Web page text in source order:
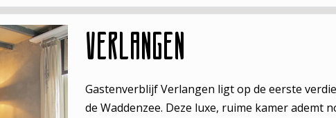
Verlangen
Gastenverblijf Verlangen ligt op de eerste
de Waddenzee. Deze luxe, ruime kamer ademt